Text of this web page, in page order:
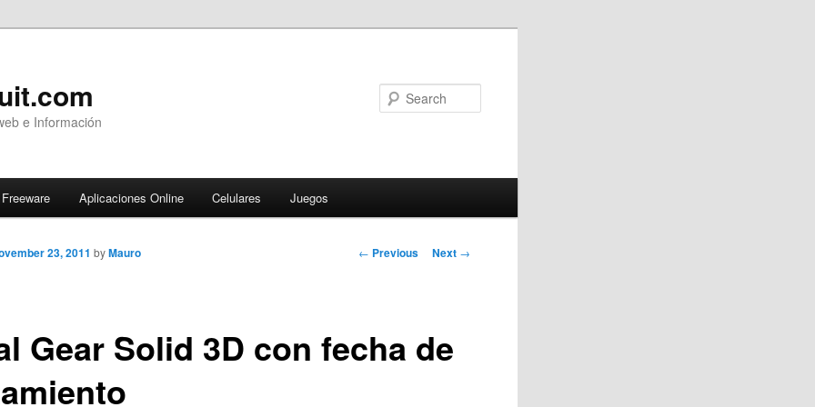
e Información
Freeware Aplicaciones Online Celulares Juegos
Post
← Previous Next →
Gear Solid 3D con fecha de
23, 2011 byMauro